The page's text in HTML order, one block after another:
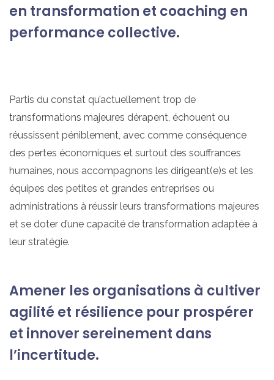
en transformation et coaching en
performance collective.
Partis du constat qu’actuellement trop de
transformations majeures dérapent, échouent ou
réussissent péniblement, avec comme conséquence
des pertes économiques et surtout des souffrances
humaines, nous accompagnons les dirigeant(e)s et les
équipes des petites et grandes entreprises ou
administrations à réussir leurs transformations majeures
et se doter d’une capacité de transformation adaptée à
leur stratégie.
Amener les organisations à cultiver
agilité et résilience pour prospérer
et innover sereinement dans
l’incertitude.